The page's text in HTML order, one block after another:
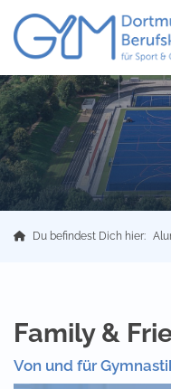
Du befindest Dich hier:
Family &
Von und für